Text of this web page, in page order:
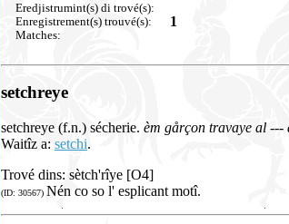
Eredjistrumint(s) di trové(s):
Enregistrement(s) trouvé(s):
Matches:
1
setchreye
setchreye (f.n.) sécherie. èm gårçon travaye al ---
Waitîz a: setchi.
Trové dins: sètch'rîye [O4]
(ID: 30567) Nén co so l' esplicant motî.